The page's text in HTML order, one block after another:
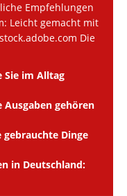
Empfehlungen
Leicht gemacht mit
Die
Sie im Alltag
Ausgaben gehören
gebrauchte Dinge
in Deutschland: